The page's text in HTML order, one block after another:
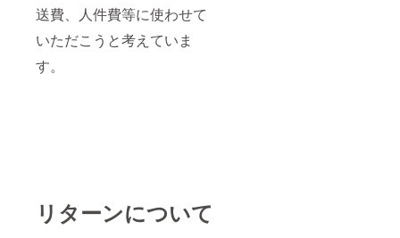
送費、人件費等に使わせて
いただこうと考えていま
す。
リターンについて